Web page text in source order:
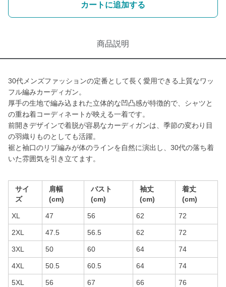
カートに追加する
商品説明
30代メンズファッションの定番として長く愛用できる上質なワッ
フル編みカーディガン。
厚手の生地で編み込まれた立体的な凹凸感が特徴的で、シャツと
の重ね着コーディネートが映える一着です。
前開きデザインで着脱が容易なカーディガンは、季節の変わり目
の羽織りものとしても活躍。
裾と袖口のリブ編みが体のラインを自然に演出し、30代の落ち着
いた雰囲気を引き立てます。
サイ
ズ
肩幅
(cm)
バスト
(cm)
袖丈
(cm)
着丈
(cm)
XL 47 56 62 72
2XL 47.5 56.5 62 72
3XL 50 60 64 74
4XL 50.5 60.5 64 74
5XL 56 67 66 76